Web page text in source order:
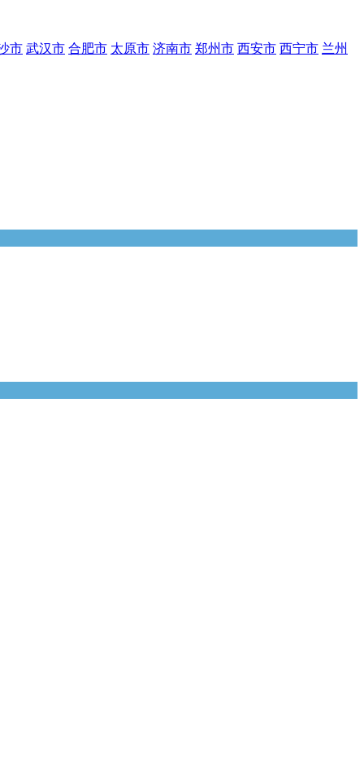
市 武汉市 合肥市 太原市 济南市 郑州市 西安市 西宁市 兰州